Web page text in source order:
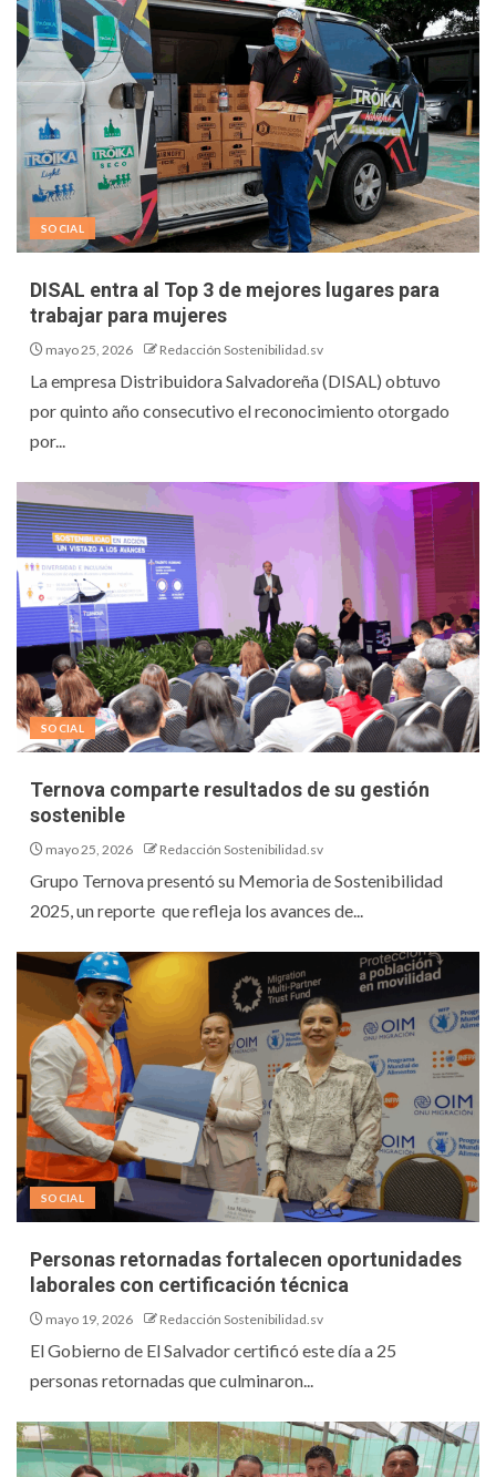
SOCIAL
DISAL entra al Top 3 de mejores lugares para
trabajar para mujeres
mayo 25, 2026 Redacción Sostenibilidad.sv
La empresa Distribuidora Salvadoreña (DISAL) obtuvo
por quinto año consecutivo el reconocimiento otorgado
por...
SOCIAL
Ternova comparte resultados de su gestión
sostenible
mayo 25, 2026 Redacción Sostenibilidad.sv
Grupo Ternova presentó su Memoria de Sostenibilidad
2025, un reporte que refleja los avances de...
SOCIAL
Personas retornadas fortalecen oportunidades
laborales con certificación técnica
mayo 19, 2026 Redacción Sostenibilidad.sv
El Gobierno de El Salvador certificó este día a 25
personas retornadas que culminaron...